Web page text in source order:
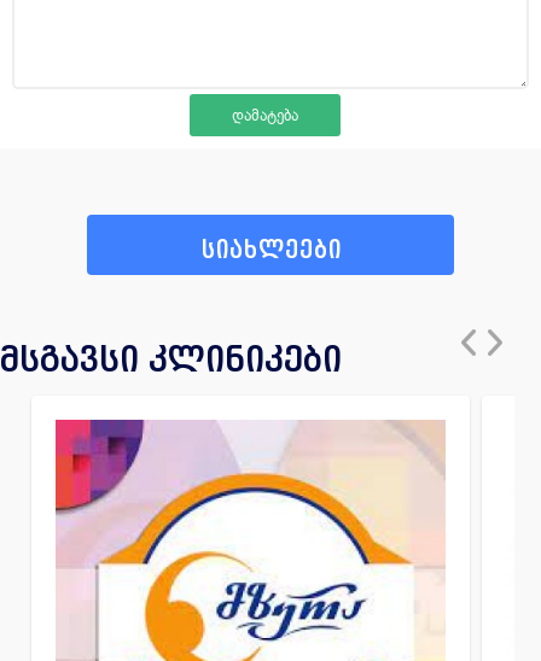
სიახლეები
მსგავსი კლინიკები